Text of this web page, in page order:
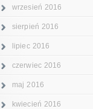
wrzesień 2016
sierpień 2016
lipiec 2016
czerwiec 2016
maj 2016
kwiecień 2016